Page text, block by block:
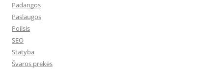
Padangos
Paslaugos
Poilsis
SEO
Statyba
Švaros prekės